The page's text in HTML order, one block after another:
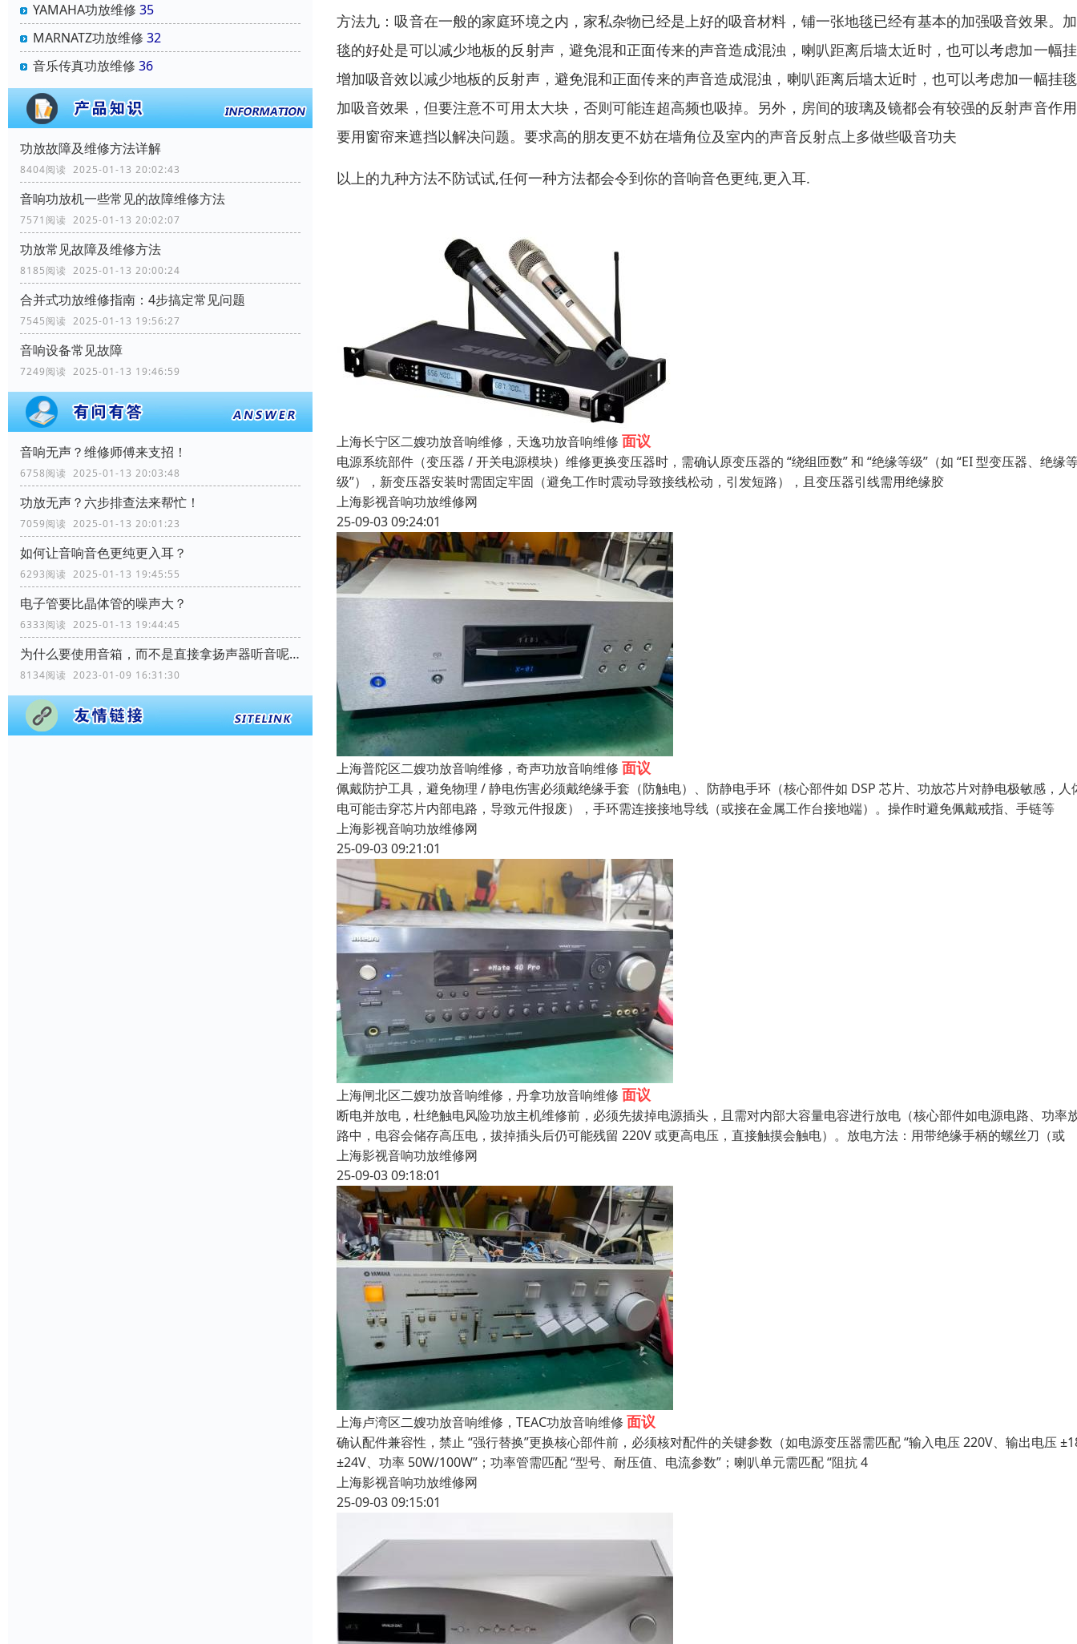
YAMAHA功放维修 35
MARNATZ功放维修 32
音乐传真功放维修 36
功放故障及维修方法详解
8404阅读 2025-01-13 20:02:43
音响功放机一些常见的故障维修方法
7571阅读 2025-01-13 20:02:07
功放常见故障及维修方法
8185阅读 2025-01-13 20:00:24
合并式功放维修指南：4步搞定常见问题
7545阅读 2025-01-13 19:56:27
音响设备常见故障
7249阅读 2025-01-13 19:46:59
音响无声？维修师傅来支招！
6758阅读 2025-01-13 20:03:48
功放无声？六步排查法来帮忙！
7059阅读 2025-01-13 20:01:23
如何让音响音色更纯更入耳？
6293阅读 2025-01-13 19:45:55
电子管要比晶体管的噪声大？
6333阅读 2025-01-13 19:44:45
为什么要使用音箱，而不是直接拿扬声器听音呢？
8134阅读 2023-01-09 16:31:30
方法九：吸音在一般的家庭环境之内，家私杂物已经是上好的吸音材料，铺一张地毯已经有基本的加强吸音效果。
毯的好处是可以减少地板的反射声，避免混和正面传来的声音造成混浊，喇叭距离后墙太近时，也可以考虑加一幅
增加吸音效以减少地板的反射声，避免混和正面传来的声音造成混浊，喇叭距离后墙太近时，也可以考虑加一幅挂
加吸音效果，但要注意不可用太大块，否则可能连超高频也吸掉。另外，房间的玻璃及镜都会有较强的反射声音作
要用窗帘来遮挡以解决问题。要求高的朋友更不妨在墙角位及室内的声音反射点上多做些吸音功夫
以上的九种方法不防试试,任何一种方法都会令到你的音响音色更纯,更入耳.
上海长宁区二嫂功放音响维修，天逸功放音响维修 面议
电源系统部件（变压器 / 开关电源模块）维修更换变压器时，需确认原变压器的 “绕组匝数” 和 “绝缘等级”（如 “EI 型变压器、绝缘
级”），新变压器安装时需固定牢固（避免工作时震动导致接线松动，引发短路），且变压器引线需用绝缘胶
上海影视音响功放维修网
25-09-03 09:24:01
上海普陀区二嫂功放音响维修，奇声功放音响维修 面议
佩戴防护工具，避免物理 / 静电伤害必须戴绝缘手套（防触电）、防静电手环（核心部件如 DSP 芯片、功放芯片对静电极敏感，人
电可能击穿芯片内部电路，导致元件报废），手环需连接接地导线（或接在金属工作台接地端）。操作时避免佩戴戒指、手链等
上海影视音响功放维修网
25-09-03 09:21:01
上海闸北区二嫂功放音响维修，丹拿功放音响维修 面议
断电并放电，杜绝触电风险功放主机维修前，必须先拔掉电源插头，且需对内部大容量电容进行放电（核心部件如电源电路、功率
路中，电容会储存高压电，拔掉插头后仍可能残留 220V 或更高电压，直接触摸会触电）。放电方法：用带绝缘手柄的螺丝刀（或
上海影视音响功放维修网
25-09-03 09:18:01
上海卢湾区二嫂功放音响维修，TEAC功放音响维修 面议
确认配件兼容性，禁止 “强行替换”更换核心部件前，必须核对配件的关键参数（如电源变压器需匹配 “输入电压 220V、输出电压
±24V、功率 50W/100W”；功率管需匹配 “型号、耐压值、电流参数”；喇叭单元需匹配 “阻抗 4
上海影视音响功放维修网
25-09-03 09:15:01